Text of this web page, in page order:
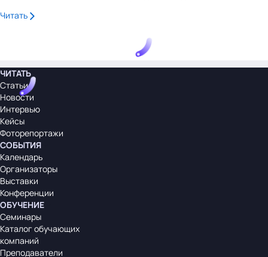
Читать
ЧИТАТЬ
Статьи
Новости
Интервью
Кейсы
Фоторепортажи
СОБЫТИЯ
Календарь
Организаторы
Выставки
Конференции
ОБУЧЕНИЕ
Семинары
Каталог обучающих
компаний
Преподаватели